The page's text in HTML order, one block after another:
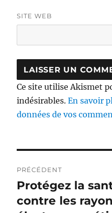
SITE WEB
Ce site utilise Akismet
indésirables.En savoir
données de vos
de
l’article
PRÉCÉDENT
Publication
précédente :
Protégez la
contre les